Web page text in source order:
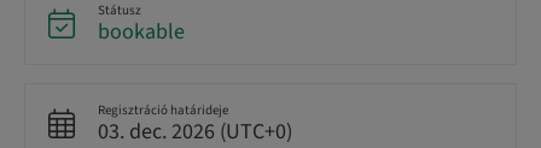
Státusz
bookable
Regisztráció határideje
03. dec. 2026 (UTC+0)